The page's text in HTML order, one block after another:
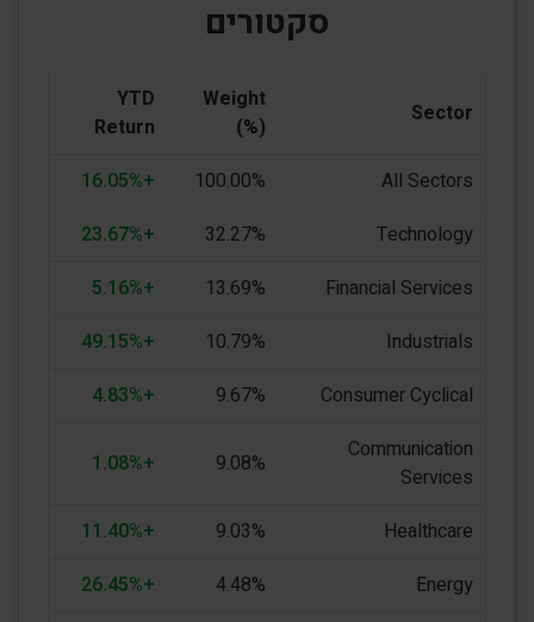
סקטורים
Sector
Weight
(%)
YTD
Return
All Sectors
100.00%
+16.05%
Technology
32.27%
+23.67%
Financial Services
13.69%
+5.16%
Industrials
10.79%
+49.15%
Consumer Cyclical
9.67%
+4.83%
Communication
Services
9.08%
+1.08%
Healthcare
9.03%
+11.40%
Energy
4.48%
+26.45%